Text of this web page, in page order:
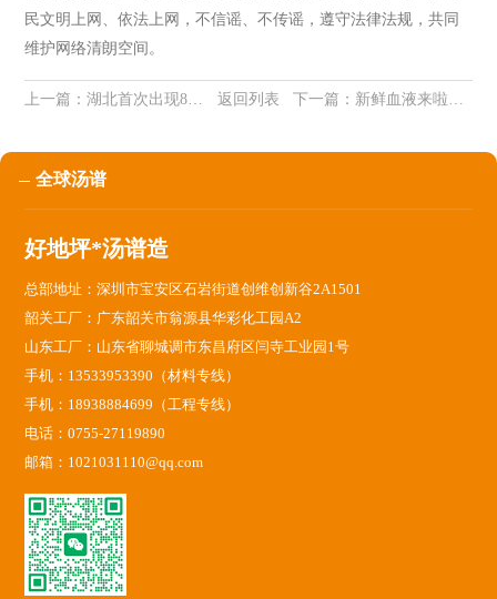
民文明上网、依法上网，不信谣、不传谣，遵守法律法规，共同
维护网络清朗空间。
上一篇：湖北首次出现8个0！ 返回列表 下一篇： 新鲜血液来啦！《快乐大本营》常驻新人候选名单及公式照曝光
全球汤谱
好地坪*汤谱造
总部地址：深圳市宝安区石岩街道创维创新谷2A1501
韶关工厂：广东韶关市翁源县华彩化工园A2
山东工厂：山东省聊城调市东昌府区闫寺工业园1号
手机：13533953390（材料专线）
手机：18938884699（工程专线）
电话：0755-27119890
邮箱：1021031110@qq.com